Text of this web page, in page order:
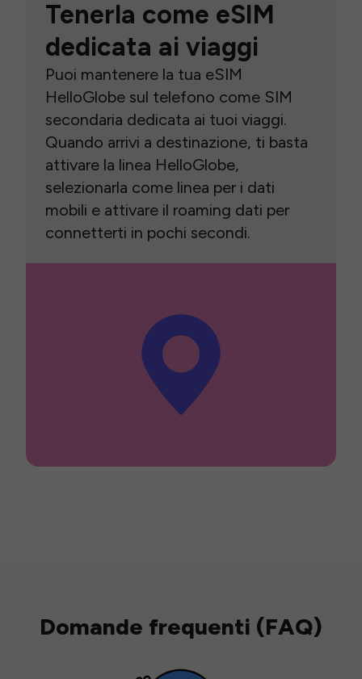
Tenerla come eSIM
dedicata ai viaggi
Puoi mantenere la tua eSIM
HelloGlobe sul telefono come SIM
secondaria dedicata ai tuoi viaggi.
Quando arrivi a destinazione, ti basta
attivare la linea HelloGlobe,
selezionarla come linea per i dati
mobili e attivare il roaming dati per
connetterti in pochi secondi.
Domande frequenti (FAQ)